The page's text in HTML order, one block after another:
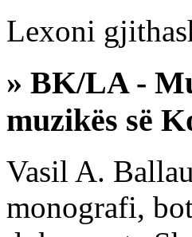
Lexoni
» BK/LA -
muzikës së
Vasil A.
monografi,